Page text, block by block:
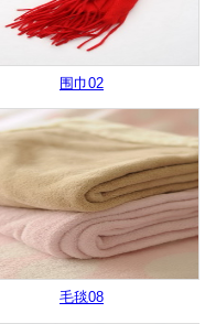
围巾02
毛毯08